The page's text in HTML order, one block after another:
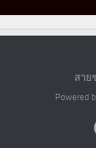
สาย
Powered